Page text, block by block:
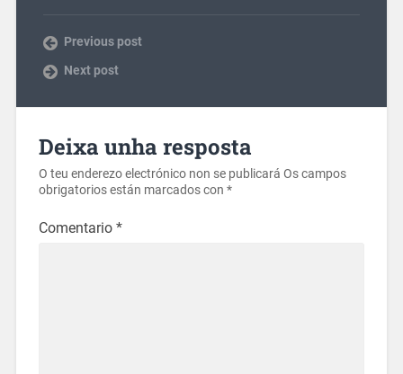
Previous post
Next post
Deixa unha resposta
O teu enderezo electrónico non se publicará Os campos
obrigatorios están marcados con *
Comentario *